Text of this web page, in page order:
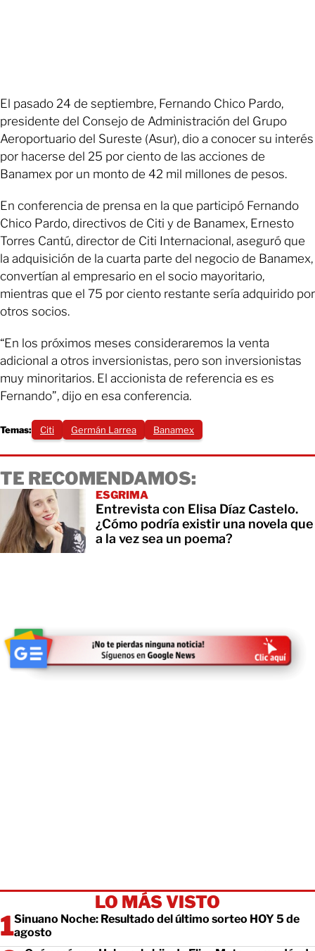
El pasado 24 de septiembre, Fernando Chico Pardo,
presidente del Consejo de Administración del Grupo
Aeroportuario del Sureste (Asur), dio a conocer su interés
por hacerse del 25 por ciento de las acciones de
Banamex por un monto de 42 mil millones de pesos.
En conferencia de prensa en la que participó Fernando
Chico Pardo, directivos de Citi y de Banamex, Ernesto
Torres Cantú, director de Citi Internacional, aseguró que
la adquisición de la cuarta parte del negocio de Banamex,
convertían al empresario en el socio mayoritario,
mientras que el 75 por ciento restante sería adquirido por
otros socios.
“En los próximos meses consideraremos la venta
adicional a otros inversionistas, pero son inversionistas
muy minoritarios. El accionista de referencia es es
Fernando”, dijo en esa conferencia.
Temas: Citi Germán Larrea Banamex
TE RECOMENDAMOS:
ESGRIMA
Entrevista con Elisa Díaz Castelo.
¿Cómo podría existir una novela que
a la vez sea un poema?
LO MÁS VISTO
Sinuano Noche: Resultado del último sorteo HOY 5 de
agosto